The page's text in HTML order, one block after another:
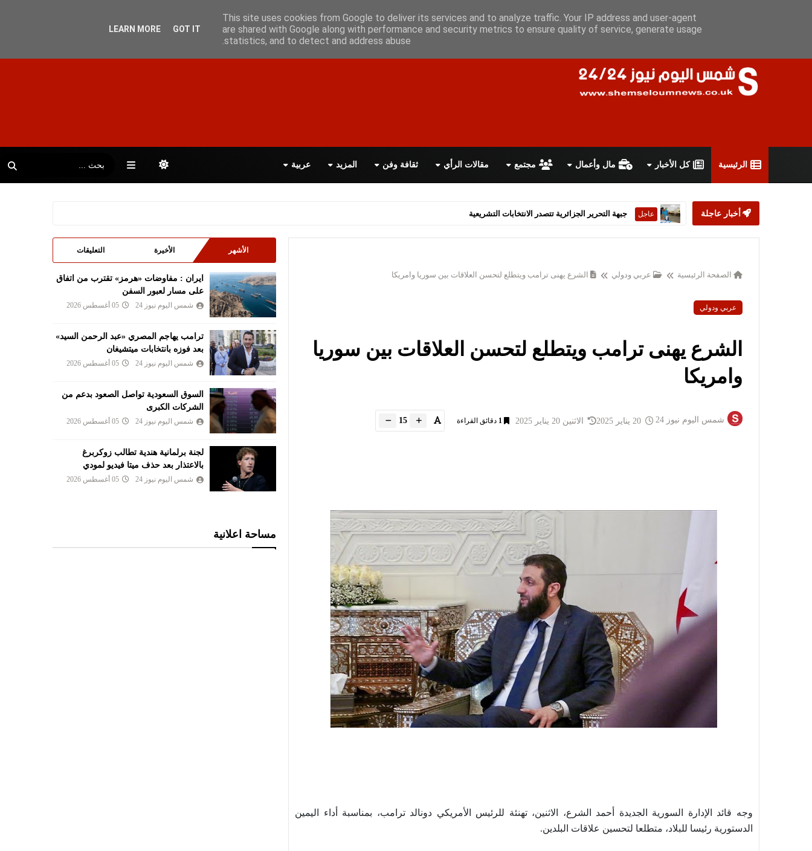
سياسة الخصوصية اتفاقية الاستخدام أعلن معانا اتصل بنا اقرأ الصحيفة PDF
الرئيسية كل الأخبار مال وأعمال مجتمع مقالات الرأي ثقافة وفن المزيد عربية
أخبار عاجلة عاجل ستارمر يعلن استقالته من رئاسة الحكومة البريطانية
الصفحة الرئيسية عربي ودولي الشرع يهنى ترامب ويتطلع لتحسن العلاقات بين سوريا وامريكا
عربي ودولي
الشرع يهنى ترامب ويتطلع لتحسن العلاقات بين سوريا
وامريكا
شمس اليوم نيوز 24 الاثنين 20 يناير 2025 1 دقائق القراءة 15
وجه قائد الإدارة السورية الجديدة أحمد الشرع، الاثنين، تهنئة للرئيس الأمريكي دونالد ترامب، بمناسبة أداء اليمين
الدستورية رئيسا للبلاد، متطلعا لتحسين علاقات البلدين.
الأشهر الأخيرة التعليقات
ايران : مفاوضات «هرمز» تقترب من اتفاق
على مسار لعبور السفن
شمس اليوم نيوز 24 05 أغسطس 2026
ترامب يهاجم المصري «عبد الرحمن السيد»
بعد فوزه بانتخابات ميتشيغان
شمس اليوم نيوز 24 05 أغسطس 2026
السوق السعودية تواصل الصعود بدعم من
الشركات الكبرى
شمس اليوم نيوز 24 05 أغسطس 2026
لجنة برلمانية هندية تطالب زوكربرغ
بالاعتذار بعد حذف ميتا فيديو لمودي
شمس اليوم نيوز 24 05 أغسطس 2026
مساحة اعلانية
This site uses cookies from Google to deliver its services and to analyze traffic. Your IP address and user-agent
are shared with Google along with performance and security metrics to ensure quality of service, generate usage
statistics, and to detect and address abuse.
LEARN MORE GOT IT